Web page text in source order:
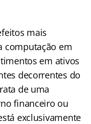
mais
computação em
em ativos
decorrentes do
de uma
financeiro ou
exclusivamente